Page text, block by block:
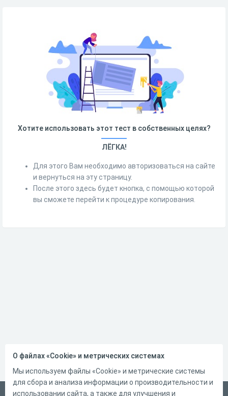
Хотите использовать этот тест в собственных целях?
ЛЁГКА!
Для этого Вам необходимо авторизоваться на сайте
и вернуться на эту страницу.
После этого здесь будет кнопка, с помощью которой
вы сможете перейти к процедуре копирования.
О файлах «Cookie» и метрических системах
Мы используем файлы «Cookie» и метрические системы
для сбора и анализа информации о производительности и
использовании сайта, а также для улучшения и